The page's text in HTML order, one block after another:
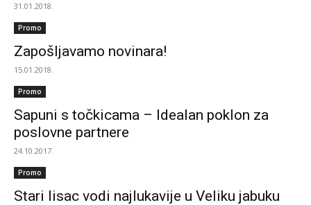
31.01.2018.
Promo
Zapošljavamo novinara!
15.01.2018.
Promo
Sapuni s točkicama – Idealan poklon za
poslovne partnere
24.10.2017.
Promo
Stari lisac vodi najlukavije u Veliku jabuku